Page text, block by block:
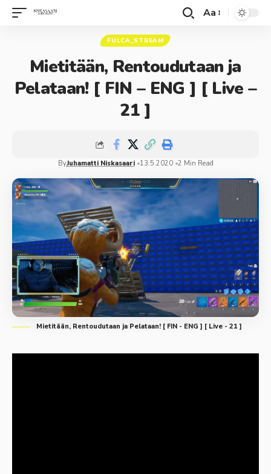
Aa
FULCA_STREAM
Mietitään, Rentoudutaan ja
Pelataan! [ FIN – ENG ] [ Live –
21 ]
ByJuhamatti Niskasaari 13.5.2020 2 Min Read
Mietitään, Rentoudutaan ja Pelataan! [ FIN - ENG ] [ Live - 21 ]